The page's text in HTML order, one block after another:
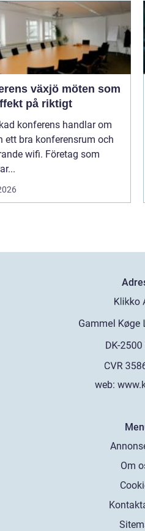
växjö möten som
på riktigt
konferens handlar om
ett bra konferensrum och
wifi. Företag som
web:
Om